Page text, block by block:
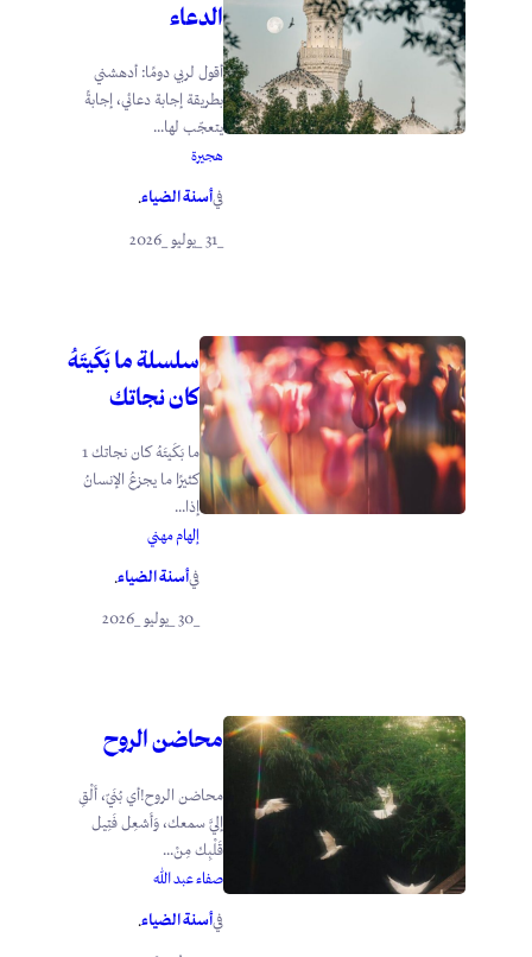
الدعاء
أقول لربي دومًا: أدهشني
بطريقة إجابة دعائي، إجابةً
يتعجّب لها...
هجيرة
فيأسنة الضياء.
سلسلة ما بَكَيتَهُ
كان نجاتك
ما بَكَيتَهُ كان نجاتك 1
كثيرًا ما يجزعُ الإنسانُ
إذا...
إلهام مهني
فيأسنة الضياء.
محاضن الروح
محاضن الروح!أي بُنَيّ، أَلْقِ
إليَّ سمعك، وَأَشعِل فَتِيل
قَلْبِك مِنْ...
صفاء عبد الله
فيأسنة الضياء.